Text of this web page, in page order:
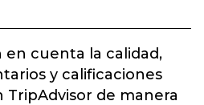
en cuenta la calidad,
y calificaciones
TripAdvisor de manera